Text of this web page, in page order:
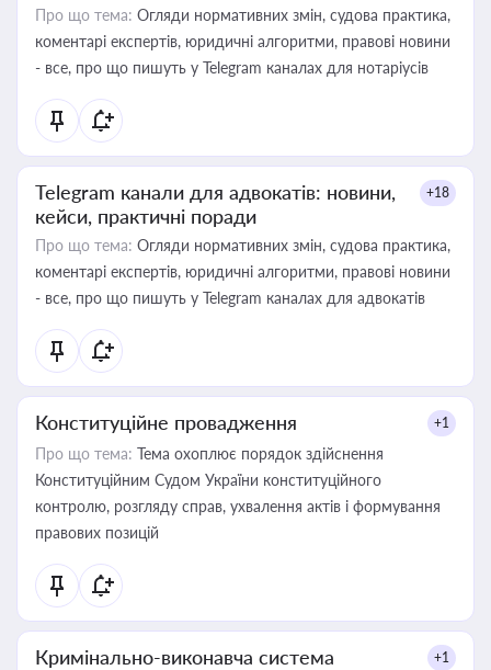
Про що тема: Огляди нормативних змін, судова практика,
коментарі експертів, юридичні алгоритми, правові новини
- все, про що пишуть у Telegram каналах для нотаріусів
Telegram канали для адвокатів: новини,
кейси, практичні поради
+18
Про що тема: Огляди нормативних змін, судова практика,
коментарі експертів, юридичні алгоритми, правові новини
- все, про що пишуть у Telegram каналах для адвокатів
Конституційне провадження +1
Про що тема: Тема охоплює порядок здійснення
Конституційним Судом України конституційного
контролю, розгляду справ, ухвалення актів і формування
правових позицій
Кримінально-виконавча система +1